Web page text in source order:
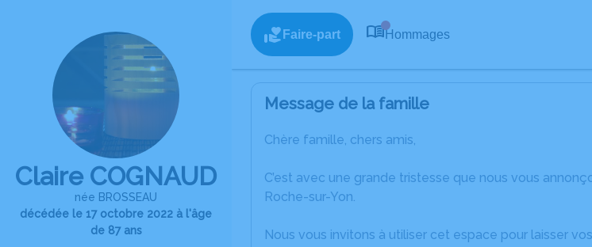
Claire COGNAUD
née BROSSEAU
décédée le 17 octobre 2022 à l'âge
de 87 ans
Faire-part Hommages
Message de la famille
Chère famille, chers amis,
C’est avec une grande tristesse que nous vous
Roche-sur-Yon.
Nous vous invitons à utiliser cet espace pour laisser